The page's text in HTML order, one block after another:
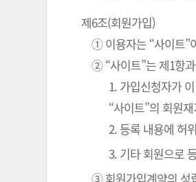
제6조(회원가입)
① 이용자는 “사이트”
② “사이트”는 제1항
1. 가입신청자가
“사이트”의 회원
2. 등록 내용에 허
3. 기타 회원으로
③ 회원가입계약의 성